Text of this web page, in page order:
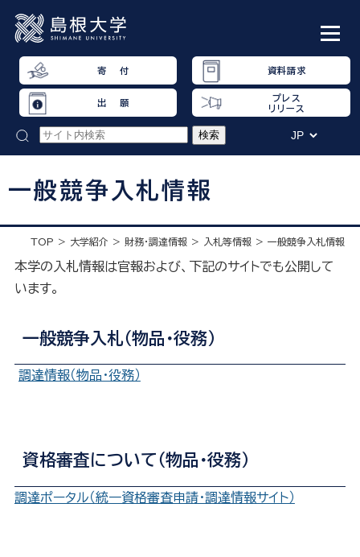
寄 付 資料請求
出 願
プレス
リリース
一般競争入札情報
TOP 大学紹介 財務・調達情報 入札等情報 一般競争入札情報
本学の入札情報は官報および、下記のサイトでも公開して
います。
一般競争入札（物品・役務）
調達情報（物品・役務）
資格審査について（物品・役務）
調達ポータル（統一資格審査申請・調達情報サイト）